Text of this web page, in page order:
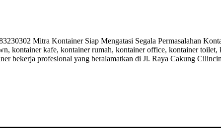
Mitra Kontainer Siap Mengatasi Segala Permasalahan
kontainer kafe, kontainer rumah, kontainer office, kontainer
bekerja profesional yang beralamatkan di Jl. Raya Cakung